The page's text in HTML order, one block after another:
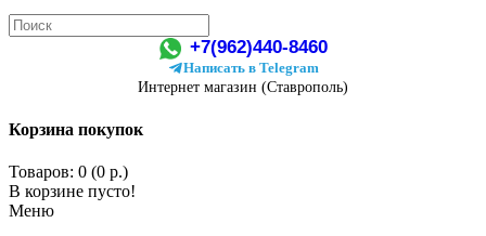
+7(962)440-8460
Написать в Telegram
Интернет магазин (Ставрополь)
Корзина покупок
Товаров: 0 (0 р.)
В корзине пусто!
Меню